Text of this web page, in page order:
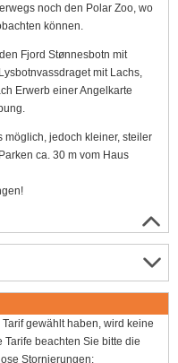
noch den Polar Zoo, wo
können.
Fjord Stønnesbotn mit
mit Lachs,
Erwerb einer Angelkarte
möglich, jedoch kleiner, steiler
ca. 30 m vom Haus
gewählt haben, wird keine
Tarife beachten Sie bitte die
Stornierungen: